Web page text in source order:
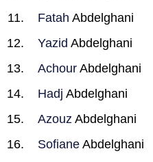
Fatah Abdelghani
Yazid Abdelghani
Achour Abdelghani
Hadj Abdelghani
Azouz Abdelghani
Sofiane Abdelghani